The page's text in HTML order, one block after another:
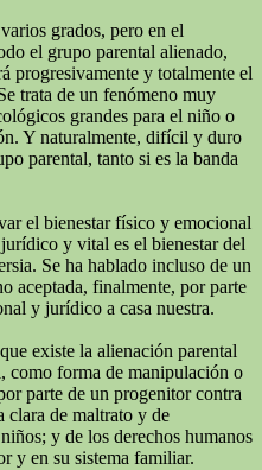
grados, pero en el
el grupo parental alienado,
progresivamente y totalmente el
trata de un fenómeno muy
grandes para el niño o
Y naturalmente, difícil y duro
parental, tanto si es la banda
el bienestar físico y emocional
y vital es el bienestar del
Se ha hablado incluso de un
aceptada, finalmente, por parte
y jurídico a casa nuestra.
existe la alienación parental
como forma de manipulación o
parte de un progenitor contra
clara de maltrato y de
y de los derechos humanos
y en su sistema familiar.